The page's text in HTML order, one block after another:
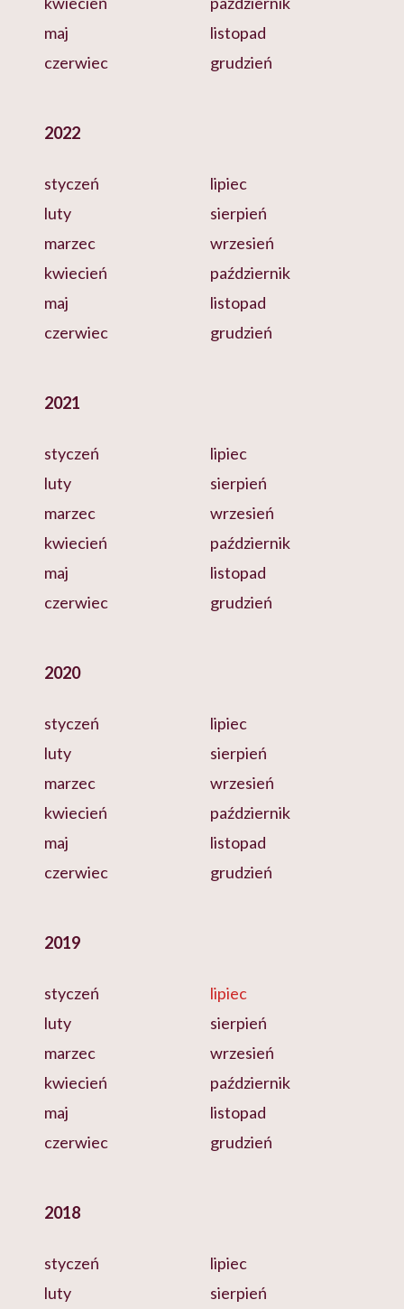
maj
czerwiec
listopad
grudzień
2022
styczeń
luty
marzec
kwiecień
maj
czerwiec
lipiec
sierpień
wrzesień
październik
listopad
grudzień
2021
styczeń
luty
marzec
kwiecień
maj
czerwiec
lipiec
sierpień
wrzesień
październik
listopad
grudzień
2020
styczeń
luty
marzec
kwiecień
maj
czerwiec
lipiec
sierpień
wrzesień
październik
listopad
grudzień
2019
styczeń
luty
marzec
kwiecień
maj
czerwiec
lipiec
sierpień
wrzesień
październik
listopad
grudzień
2018
styczeń
luty
lipiec
sierpień